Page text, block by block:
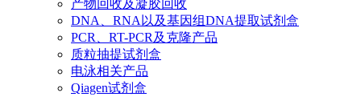
产物回收及凝胶回收
DNA、RNA以及基因组DNA提取试剂盒
PCR、RT-PCR及克隆产品
质粒抽提试剂盒
电泳相关产品
Qiagen试剂盒